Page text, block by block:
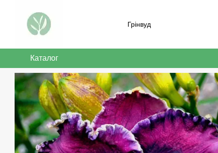
Грінвуд
Каталог